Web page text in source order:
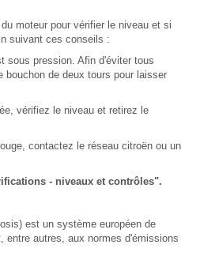
moteur pour vérifier le niveau et si
suivant ces conseils :
sous pression. Afin d'éviter tous
bouchon de deux tours pour laisser
vérifiez le niveau et retirez le
contactez le réseau citroën ou un
- niveaux et contrôles".
est un système européen de
entre autres, aux normes d'émissions